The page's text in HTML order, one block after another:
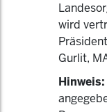
wird
Gurlit,
Hinweis: